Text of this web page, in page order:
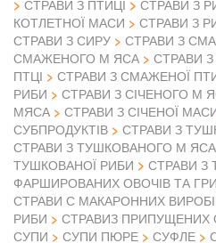
СТРАВИ З ПТИЦІ
СТРАВИ З
КОТЛЕТНОЇ МАСИ
СТРАВИ З
СТРАВИ З СИРУ
СТРАВИ З
СМАЖЕНОГО М ЯСА
СТРАВИ
ПТЦІ
СТРАВИ З СМАЖЕНОЇ
РИБИ
СТРАВИ З СІЧЕНОГО М
МЯСА
СТРАВИ З СІЧЕНОЇ
СУБПРОДУКТІВ
СТРАВИ З
СТРАВИ З ТУШКОВАНОГО М ЯСА
ТУШКОВАНОЇ РИБИ
СТРАВИ З
ФАРШИРОВАНИХ ОВОЧІВ ТА
СТРАВИ С МАКАРОННИХ
РИБИ
СТРАВИЗ ПРИПУЩЕНИХ
СУПИ
СУПИ ПЮРЕ СУФЛЕ